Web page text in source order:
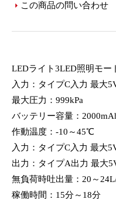
この商品の問い合わせ
LEDライト3LED照明モー
入力：タイプC入力 最大
最大圧力：999kPa
バッテリー容量：
作動温度：-10～45℃
入力：タイプC入力 最大
出力：タイプA出力 最大
無負荷時吐出量：20～
稼働時間：15分～18分